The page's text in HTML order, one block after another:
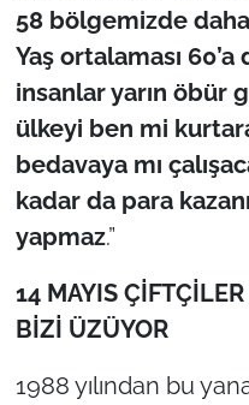
58 bölgemizde
Yaş ortalaması
insanlar yarın öbür
ülkeyi ben mi
bedavaya mı
kadar da para
yapmaz.”
14 MAYIS
BİZİ ÜZÜYOR
1988 yılından bu